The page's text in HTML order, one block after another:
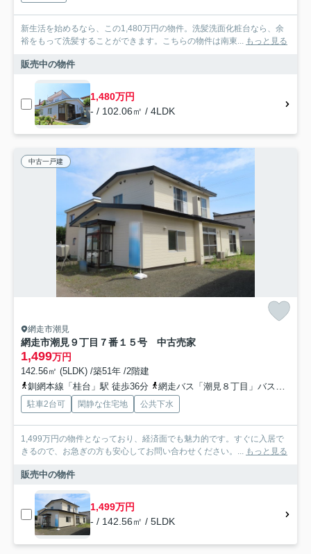
新生活を始めるなら、この1,480万円の物件。洗髪洗面化粧台なら、余
裕をもって洗髪することができます。こちらの物件は南東... もっと見る
販売中の物件
1,480万円
- / 102.06㎡ / 4LDK
中古一戸建
網走市潮見
網走市潮見９丁目７番１５号 中古売家
1,499万円
142.56㎡ (5LDK) /築51年 /2階建
釧網本線「桂台」駅 徒歩36分
網走バス「潮見８丁目」バス停下車 徒歩2分
駐車2台可 閑静な住宅地 公共下水
1,499万円の物件となっており、経済面でも魅力的です。すぐに入居で
きるので、お急ぎの方も安心してお問い合わせください。... もっと見る
販売中の物件
1,499万円
- / 142.56㎡ / 5LDK